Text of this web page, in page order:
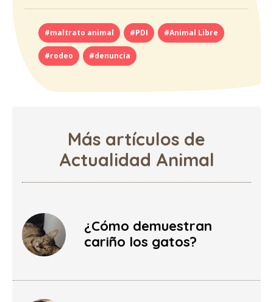
#maltrato animal #PDI #Animal Libre
#rodeo #denuncia
Más artículos de
Actualidad Animal
¿Cómo demuestran
cariño los gatos?